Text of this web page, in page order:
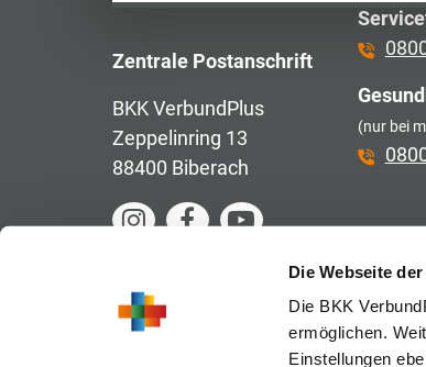
Die Webseite
Die BKK
ermöglichen.
Einstellungen
Zentrale Postanschrift
BKK VerbundPlus
Zeppelinring 13
88400 Biberach
zum
Instagram-
zum
Facebook-
zum
YouTube-
(nur bei